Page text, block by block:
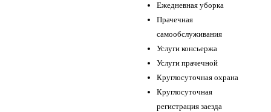
Ежедневная уборка
Прачечная
самообслуживания
Услуги консьержа
Услуги прачечной
Круглосуточная охрана
Круглосуточная
регистрация заезда